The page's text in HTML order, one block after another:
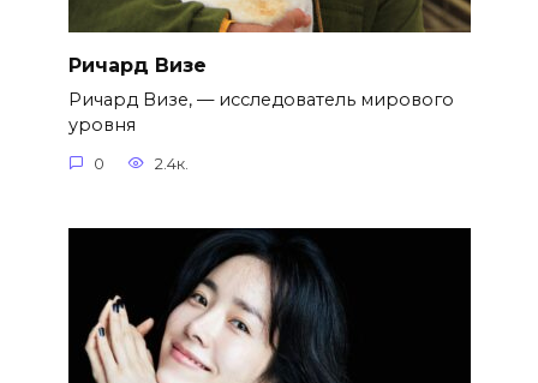
Ричард Визе
Ричард Визе, — исследователь мирового
уровня
0 2.4к.